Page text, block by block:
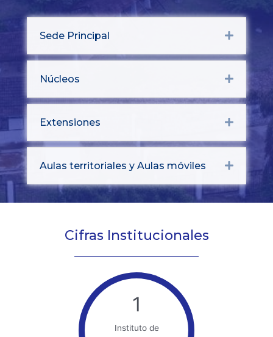
Sede Principal Expand
Núcleos Expand
Extensiones Expand
Aulas territoriales y Aulas móviles Expand
Cifras Institucionales
1
Instituto de